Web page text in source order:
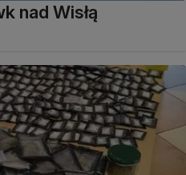
nad Wisłą